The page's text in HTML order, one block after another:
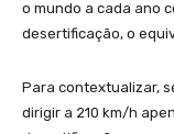
o mundo a cada ano
desertificação, o
Para contextualizar,
dirigir a 210 km/h